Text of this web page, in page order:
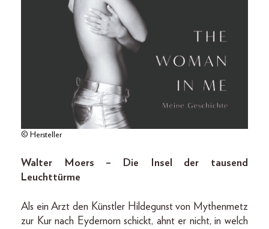
© Hersteller
Walter Moers – Die Insel der tausend
Leuchttürme
Als ein Arzt den Künstler Hildegunst von Mythenmetz
zur Kur nach Eydernorn schickt, ahnt er nicht, in welch